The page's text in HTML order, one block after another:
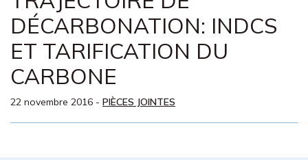
DÉCARBONATION: INDCS
ET TARIFICATION DU
CARBONE
22 novembre 2016 - PIÈCES JOINTES